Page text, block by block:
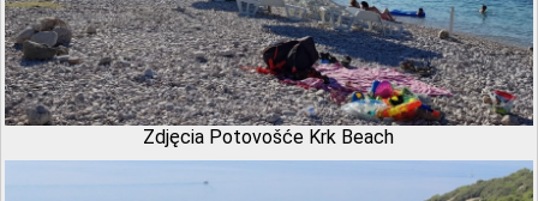
Zdjęcia Potovošće Krk Beach